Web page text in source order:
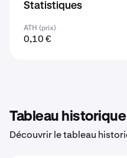
Statistiques
ATH (prix)
0,10 €
Tableau
Découvrir le tableau